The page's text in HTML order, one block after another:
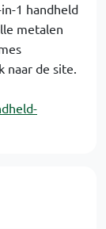
1 handheld
metalen
naar de site.